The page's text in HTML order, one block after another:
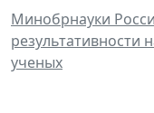
Минобрнауки
результативности
ученых